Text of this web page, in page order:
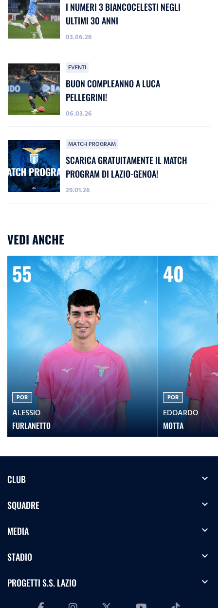
I NUMERI 3 BIANCOCELESTI NEGLI
ULTIMI 30 ANNI
03.06.26
EVENTI
BUON COMPLEANNO A LUCA
PELLEGRINI!
06.03.26
MATCH PROGRAM
SCARICA GRATUITAMENTE IL MATCH
PROGRAM DI LAZIO-GENOA!
29.01.26
VEDI ANCHE
55
POR
ALESSIO
FURLANETTO
40
POR
EDOARDO
MOTTA
CLUB expand_more
SQUADRE expand_more
MEDIA expand_more
STADIO expand_more
PROGETTI S.S. LAZIO expand_more